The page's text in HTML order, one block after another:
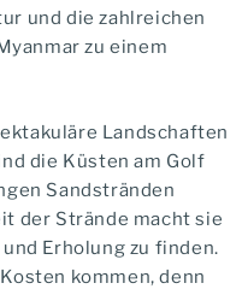
und die zahlreichen
zu einem
Landschaften
die Küsten am Golf
Sandstränden
der Strände macht sie
Erholung zu finden.
kommen, denn